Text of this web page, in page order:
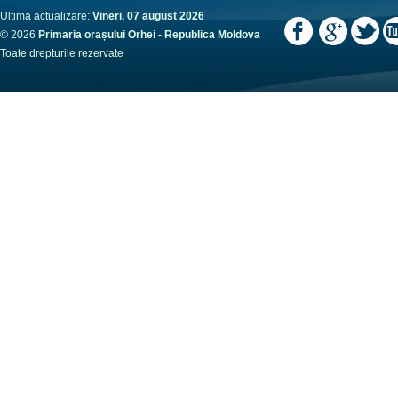
Ultima actualizare: Vineri, 07 august 2026
© 2026 Primaria orașului Orhei - Republica Moldova
Toate drepturile rezervate